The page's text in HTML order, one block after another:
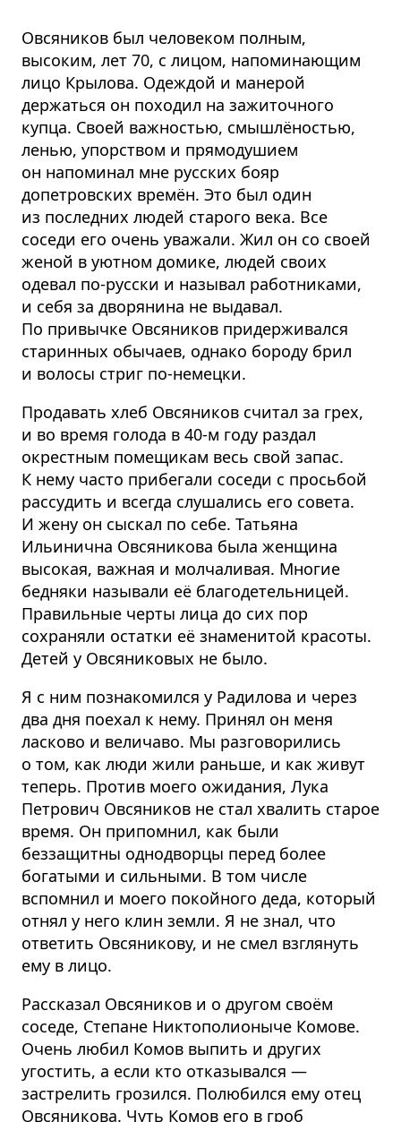
Овсяников был человеком полным,
высоким, лет 70, с лицом, напоминающим
лицо Крылова. Одеждой и манерой
держаться он походил на зажиточного
купца. Своей важностью, смышлёностью,
ленью, упорством и прямодушием
он напоминал мне русских бояр
допетровских времён. Это был один
из последних людей старого века. Все
соседи его очень уважали. Жил он со своей
женой в уютном домике, людей своих
одевал по-русски и называл работниками,
и себя за дворянина не выдавал.
По привычке Овсяников придерживался
старинных обычаев, однако бороду брил
и волосы стриг по-немецки.
Продавать хлеб Овсяников считал за грех,
и во время голода в 40-м году раздал
окрестным помещикам весь свой запас.
К нему часто прибегали соседи с просьбой
рассудить и всегда слушались его совета.
И жену он сыскал по себе. Татьяна
Ильинична Овсяникова была женщина
высокая, важная и молчаливая. Многие
бедняки называли её благоде­тельницей.
Правильные черты лица до сих пор
сохраняли остатки её знаменитой красоты.
Детей у Овсяниковых не было.
Я с ним познакомился у Радилова и через
два дня поехал к нему. Принял он меня
ласково и величаво. Мы разговорились
о том, как люди жили раньше, и как живут
теперь. Против моего ожидания, Лука
Петрович Овсяников не стал хвалить старое
время. Он припомнил, как были
беззащитны однодворцы перед более
богатыми и сильными. В том числе
вспомнил и моего покойного деда, который
отнял у него клин земли. Я не знал, что
ответить Овсяникову, и не смел взглянуть
ему в лицо.
Рассказал Овсяников и о другом своём
соседе, Степане Никтопо­лионыче Комове.
Очень любил Комов выпить и других
угостить, а если кто отказывался —
застрелить грозился. Полюбился ему отец
Овсяникова. Чуть Комов его в гроб